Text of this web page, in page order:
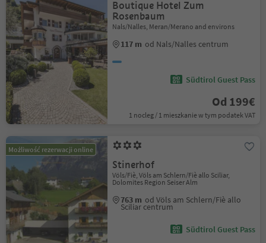
Boutique Hotel Zum
Rosenbaum
Nals/Nalles, Meran/Merano and environs
117 m od Nals/Nalles centrum
Südtirol Guest Pass
Od 199€
1 nocleg / 1 mieszkanie w tym podatek VAT
Możliwość rezerwacji online
Stinerhof
Völs/Fiè, Völs am Schlern/Fiè allo Sciliar,
Dolomites Region Seiser Alm
763 m od Völs am Schlern/Fiè allo
Sciliar centrum
Südtirol Guest Pass